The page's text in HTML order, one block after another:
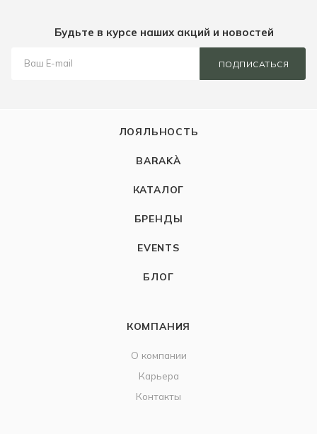
Будьте в курсе наших акций и новостей
ПОДПИСАТЬСЯ
ЛОЯЛЬНОСТЬ
BARAKÀ
КАТАЛОГ
БРЕНДЫ
EVENTS
БЛОГ
КОМПАНИЯ
О компании
Карьера
Контакты